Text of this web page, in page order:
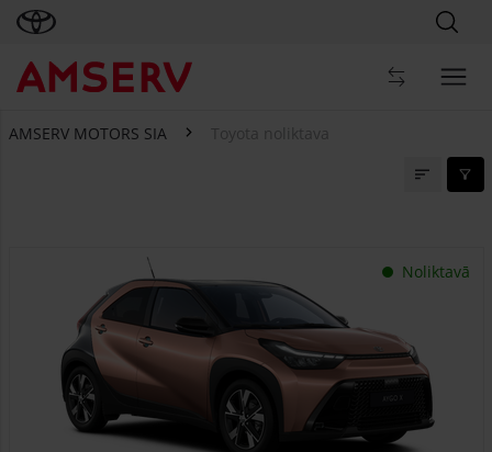
AMSERV MOTORS SIA Toyota noliktava
Noliktavā